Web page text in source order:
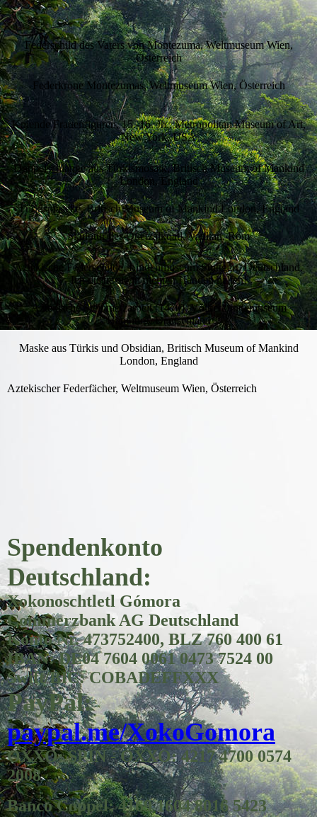
Federschild des Vaters von Montezuma, Weltmuseum Wien,
Österreich
Federkrone Montezumas, Weltmuseum Wien, Österreich
Kniende Frauenfiguren, 15.-16. Jh., Metropolitan Museum of Art,
New York, USA
Doppelschlange aus Türkismosaik, Britisch Museum of Mankind
London, England
Türkismaseke, Britisch Museum of Mankind London, England
Skulptur des Quetzalkoatl, Vatikan, Rom
Aztekische Federschilde, Lindenmuseum Stuttgart, Deutschland.
Ich durfte sie in meinen Händen halten!
Aztekische Steinmetzarbeit (1470), Völkerkundemuseum
Hamburg, Deutschland
Maske aus Türkis und Obsidian, Britisch Museum of Mankind
London, England
Aztekischer Federfächer, Weltmuseum Wien, Österreich
Spendenkonto
Deutschland:
Xokonoschtletl Gómora
Commerzbank AG Deutschland
Konto Nr. 473752400, BLZ 760 400 61
IBAN: DE04 7604 0061 0473 7524 00
Swift/BIC: COBADEFFXXX
PayPal:
paypal.me/XokoGomora
OXXO: SPIN - OXXO: 4217 4700 0574
2008
Banco Coppel: 4169 1604 8016 5423